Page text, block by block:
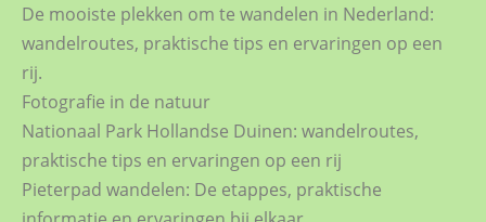
De mooiste plekken om te wandelen in Nederland:
wandelroutes, praktische tips en ervaringen op een
rij.
Fotografie in de natuur
Nationaal Park Hollandse Duinen: wandelroutes,
praktische tips en ervaringen op een rij
Pieterpad wandelen: De etappes, praktische